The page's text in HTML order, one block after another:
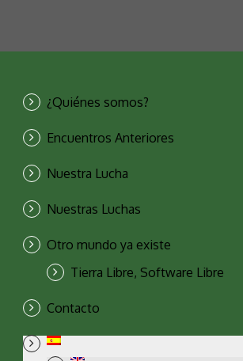
¿Quiénes somos?
Encuentros Anteriores
Nuestra Lucha
Nuestras Luchas
Otro mundo ya existe
Tierra Libre, Software Libre
Contacto